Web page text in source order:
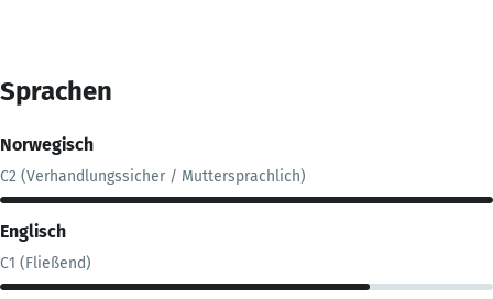
Sprachen
Norwegisch
C2 (Verhandlungssicher / Muttersprachlich)
Englisch
C1 (Fließend)